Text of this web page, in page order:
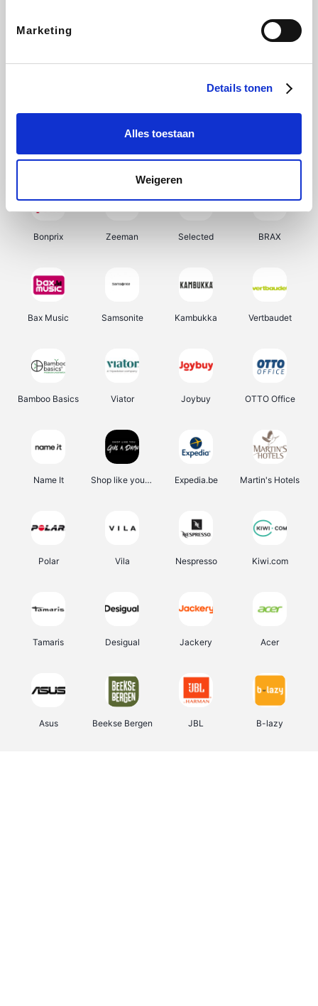
Marketing
Details tonen
Alles toestaan
Weigeren
My Jewellery Tennis Point Samsung Delonghi
Bonprix Zeeman Selected BRAX
Bax Music Samsonite Kambukka Vertbaudet
Bamboo Basics Viator Joybuy OTTO Office
Name It Shop like you Give A Damn Expedia.be Martin's Hotels
Polar Vila Nespresso Kiwi.com
Tamaris Desigual Jackery Acer
Asus Beekse Bergen JBL B-lazy